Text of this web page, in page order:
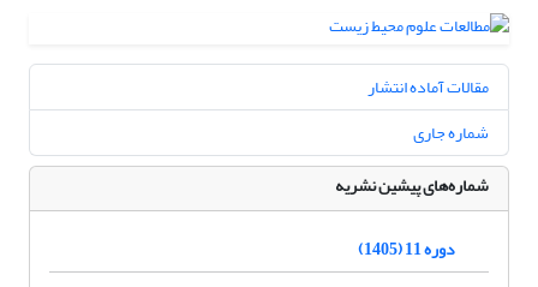
مقالات آماده انتشار
شماره جاری
شماره‌های پیشین نشریه
دوره 11 (1405)